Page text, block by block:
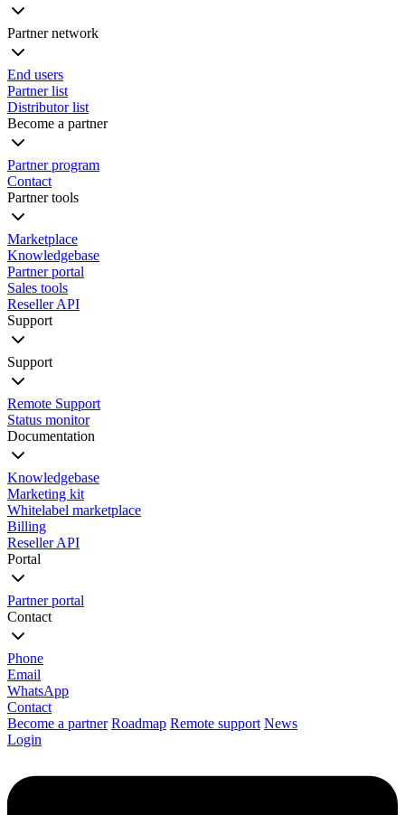
Partner network
End users
Partner list
Distributor list
Become a partner
Partner program
Contact
Partner tools
Marketplace
Knowledgebase
Partner portal
Sales tools
Reseller API
Support
Support
Remote Support
Status monitor
Documentation
Knowledgebase
Marketing kit
Whitelabel marketplace
Billing
Reseller API
Portal
Partner portal
Contact
Phone
Email
WhatsApp
Contact
Become a partner Roadmap Remote support News
Login